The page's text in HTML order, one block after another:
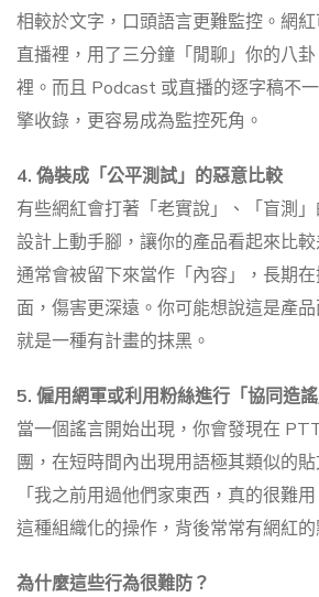
相較於文字，口頭語言更難監控。網
直播裡，用了三分鐘「閒聊」你的八
裡。而且 Podcast 或直播的逐字稿不
擎收錄，更容易成為監控死角。
4. 偽裝成「公平測試」的惡意比較
有些網紅會打著「老實說」、「盲測
設計上動手腳，讓你的產品看起來比
通常會被留下來當作「內容」，長期
面，傷害更深遠。你可能想說這是產
就是一種有計畫的抹黑。
5. 僱用網軍或利用粉絲進行「協同造謠
當一個謠言開始出現，你會發現在
團，在短時間內出現用語極其類似的貼
「我之前用過他們家東西，真的很難
這種組織化的操作，背後常常有網紅的
為什麼這些行為很難防？